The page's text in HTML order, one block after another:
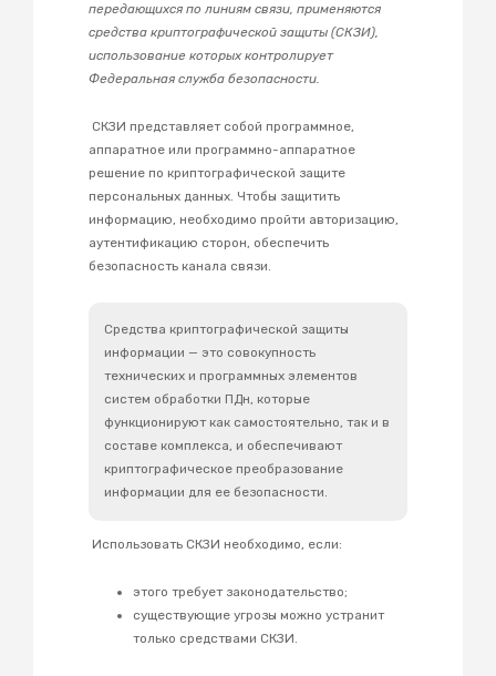
передающихся по линиям связи, применяются
средства криптографической защиты (СКЗИ),
использование которых контролирует
Федеральная служба безопасности.
СКЗИ представляет собой программное,
аппаратное или программно-аппаратное
решение по криптографической защите
персональных данных. Чтобы защитить
информацию, необходимо пройти авторизацию,
аутентификацию сторон, обеспечить
безопасность канала связи.
Средства криптографической защиты
информации — это совокупность
технических и программных элементов
систем обработки ПДн, которые
функционируют как самостоятельно, так и в
составе комплекса, и обеспечивают
криптографическое преобразование
информации для ее безопасности.
Использовать СКЗИ необходимо, если:
этого требует законодательство;
существующие угрозы можно устранит
только средствами СКЗИ.